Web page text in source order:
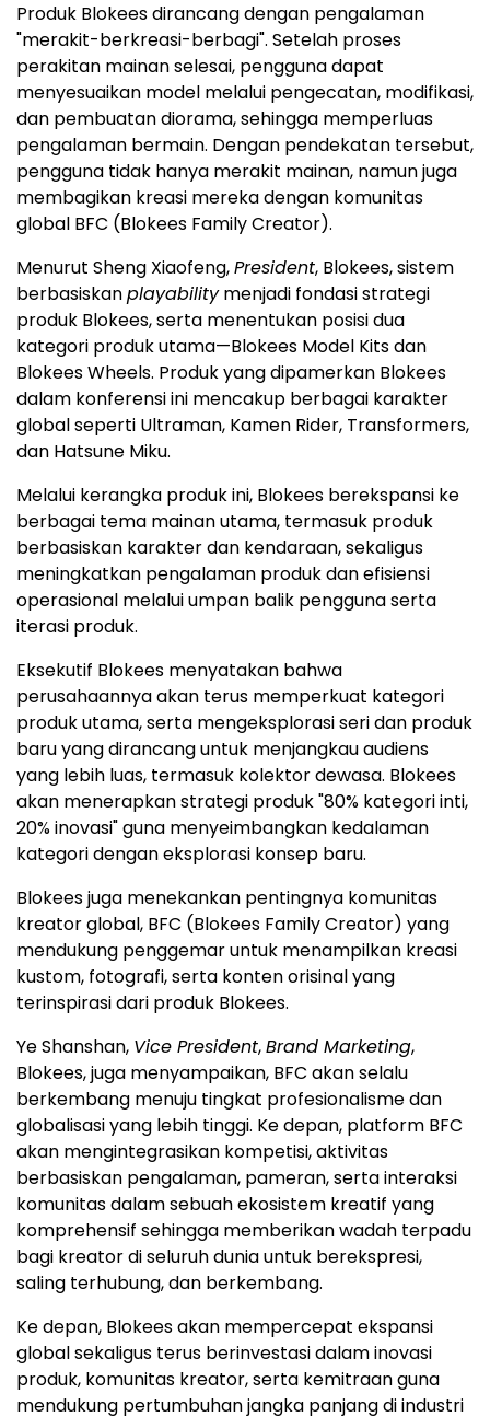
Produk Blokees dirancang dengan pengalaman
"merakit-berkreasi-berbagi". Setelah proses
perakitan mainan selesai, pengguna dapat
menyesuaikan model melalui pengecatan, modifikasi,
dan pembuatan diorama, sehingga memperluas
pengalaman bermain. Dengan pendekatan tersebut,
pengguna tidak hanya merakit mainan, namun juga
membagikan kreasi mereka dengan komunitas
global BFC (Blokees Family Creator).
Menurut Sheng Xiaofeng,President, Blokees, sistem
berbasiskanplayabilitymenjadi fondasi strategi
produk Blokees, serta menentukan posisi dua
kategori produk utama—Blokees Model Kits dan
Blokees Wheels. Produk yang dipamerkan Blokees
dalam konferensi ini mencakup berbagai karakter
global seperti Ultraman, Kamen Rider, Transformers,
dan Hatsune Miku.
Melalui kerangka produk ini, Blokees berekspansi ke
berbagai tema mainan utama, termasuk produk
berbasiskan karakter dan kendaraan, sekaligus
meningkatkan pengalaman produk dan efisiensi
operasional melalui umpan balik pengguna serta
iterasi produk.
Eksekutif Blokees menyatakan bahwa
perusahaannya akan terus memperkuat kategori
produk utama, serta mengeksplorasi seri dan produk
baru yang dirancang untuk menjangkau audiens
yang lebih luas, termasuk kolektor dewasa. Blokees
akan menerapkan strategi produk "80% kategori inti,
20% inovasi" guna menyeimbangkan kedalaman
kategori dengan eksplorasi konsep baru.
Blokees juga menekankan pentingnya komunitas
kreator global, BFC (Blokees Family Creator) yang
mendukung penggemar untuk menampilkan kreasi
kustom, fotografi, serta konten orisinal yang
terinspirasi dari produk Blokees.
Ye Shanshan, Vice President,Brand Marketing,
Blokees, juga menyampaikan, BFC akan selalu
berkembang menuju tingkat profesionalisme dan
globalisasi yang lebih tinggi. Ke depan, platform BFC
akan mengintegrasikan kompetisi, aktivitas
berbasiskan pengalaman, pameran, serta interaksi
komunitas dalam sebuah ekosistem kreatif yang
komprehensif sehingga memberikan wadah terpadu
bagi kreator di seluruh dunia untuk berekspresi,
saling terhubung, dan berkembang.
Ke depan, Blokees akan mempercepat ekspansi
global sekaligus terus berinvestasi dalam inovasi
produk, komunitas kreator, serta kemitraan guna
mendukung pertumbuhan jangka panjang di industri